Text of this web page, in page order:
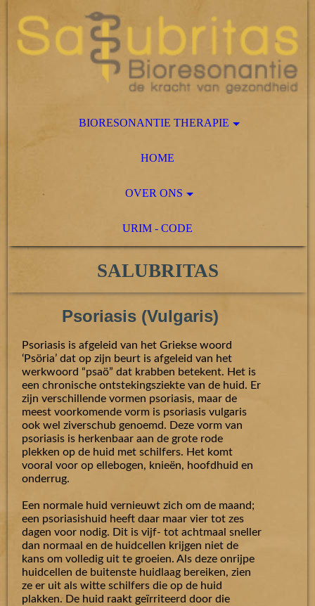
BIORESONANTIE THERAPIE
HOME
OVER ONS
URIM - CODE
SALUBRITAS
Psoriasis (Vulgaris)
Psoriasis is afgeleid van het Griekse woord
‘Psöria’ dat op zijn beurt is afgeleid van het
werkwoord “psaö” dat krabben betekent. Het is
een chronische ontstekingsziekte van de huid. Er
zijn verschillende vormen psoriasis, maar de
meest voorkomende vorm is psoriasis vulgaris
ook wel ziverschub genoemd. Deze vorm van
psoriasis is herkenbaar aan de grote rode
plekken op de huid met schilfers. Het komt
vooral voor op ellebogen, knieën, hoofdhuid en
onderrug.
Een normale huid vernieuwt zich om de maand;
een psoriasishuid heeft daar maar vier tot zes
dagen voor nodig. Dit is vijf- tot achtmaal sneller
dan normaal en de huidcellen krijgen niet de
kans om volledig uit te groeien. Als deze onrijpe
huidcellen de buitenste huidlaag bereiken, zien
ze er uit als witte schilfers die op de huid
plakken. De huid raakt geïrriteerd door die